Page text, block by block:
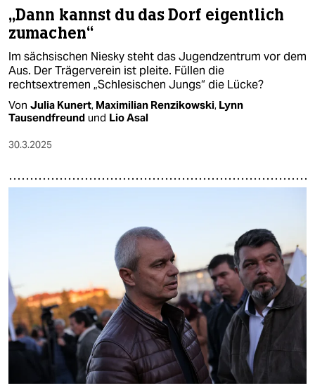
„Dann kannst du das Dorf eigentlich
zumachen“ ​
Im sächsischen Niesky steht das Jugendzentrum vor dem
Aus. Der Trägerverein ist pleite. Füllen die
rechtsextremen „Schlesischen Jungs“ die Lücke?
Von Julia Kunert, Maximilian Renzikowski, Lynn
Tausendfreund und Lio Asal
30.3.2025